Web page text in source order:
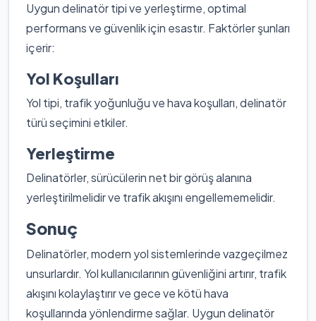
Uygun delinatör tipi ve yerleştirme, optimal
performans ve güvenlik için esastır. Faktörler şunları
içerir:
Yol Koşulları
Yol tipi, trafik yoğunluğu ve hava koşulları, delinatör
türü seçimini etkiler.
Yerleştirme
Delinatörler, sürücülerin net bir görüş alanına
yerleştirilmelidir ve trafik akışını engellememelidir.
Sonuç
Delinatörler, modern yol sistemlerinde vazgeçilmez
unsurlardır. Yol kullanıcılarının güvenliğini artırır, trafik
akışını kolaylaştırır ve gece ve kötü hava
koşullarında yönlendirme sağlar. Uygun delinatör